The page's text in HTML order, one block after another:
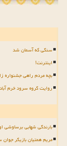
سنگی که آسمان شد
اینترنت!
بچه مردم راهی
روایت گروه سرود خرم
بارندگی شهابی برساوشی
مریم همتیان بازیگر